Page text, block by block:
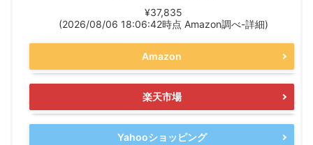
¥37,835
(2026/08/06 18:06:42時点 Amazon調べ-詳細)
Amazon
楽天市場
Yahooショッピング